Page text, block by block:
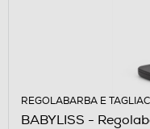
REGOLABARBA E
BABYLISS -